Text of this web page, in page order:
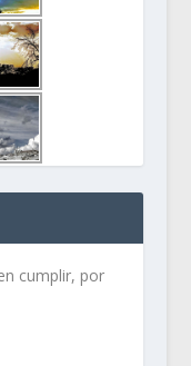
cumplir, por